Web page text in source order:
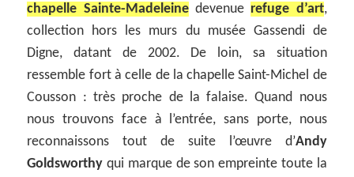
chapelle Sainte-Madeleinedevenue refuge d’art,
collection hors les murs du musée Gassendi de
Digne, datant de 2002. De loin, sa situation
ressemble fort à celle de la chapelle Saint-Michel de
Cousson : très proche de la falaise. Quand nous
nous trouvons face à l’entrée, sans porte, nous
reconnaissons tout de suite l’œuvre d’Andy
Goldsworthy qui marque de son empreinte toute la